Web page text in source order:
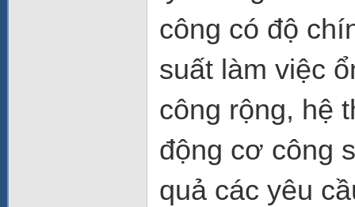
công có độ
suất làm việc
công rộng, hệ
động cơ công
quả các yêu